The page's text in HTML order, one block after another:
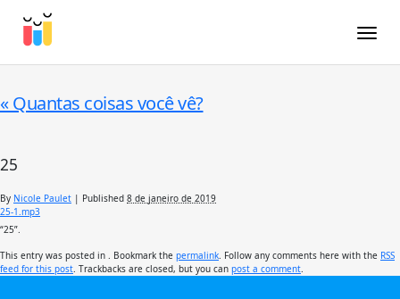
«Quantas coisas você vê?
25
By Nicole Paulet | Published 8 de janeiro de 2019
25-1.mp3
“25”.
This entry was posted in . Bookmark the permalink . Follow any comments here with the RSS
feed for this post . Trackbacks are closed, but you can post a comment